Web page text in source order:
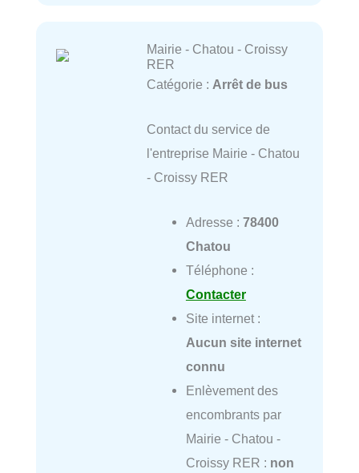
Mairie - Chatou - Croissy
RER
Catégorie : Arrêt de bus
Contact du service de
l'entreprise Mairie - Chatou
- Croissy RER
Adresse : 78400
Chatou
Téléphone :
Contacter
Site internet :
Aucun site internet
connu
Enlèvement des
encombrants par
Mairie - Chatou -
Croissy RER : non